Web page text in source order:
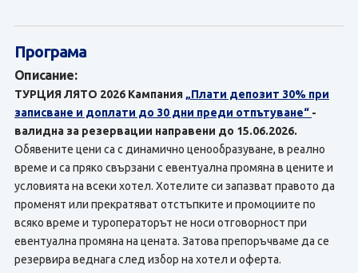
Програма
Описание:
ТУРЦИЯ ЛЯТО 2026 Кампания „Плати депозит 30% при
записване и доплати до 30 дни преди отпътуване“ -
валидна за резервации направени до 15.06.2026.
Обявените цени са с динамично ценообразуване, в реално
време и са пряко свързани с евентуална промяна в цените и
условията на всеки хотел. Хотелите си запазват правото да
променят или прекратяват отстъпките и промоциите по
всяко време и туроператорът не носи отговорност при
евентуална промяна на цената. Затова препоръчваме да се
резервира веднага след избор на хотел и оферта.